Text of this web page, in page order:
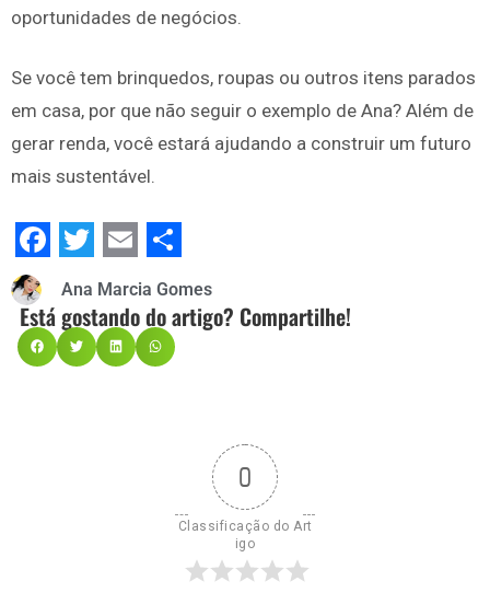
oportunidades de negócios.
Se você tem brinquedos, roupas ou outros itens parados
em casa, por que não seguir o exemplo de Ana? Além de
gerar renda, você estará ajudando a construir um futuro
mais sustentável.
Facebook
Twitter
Email
Share
Ana Marcia Gomes
Está gostando do artigo? Compartilhe!
0
Classificação do Art
igo